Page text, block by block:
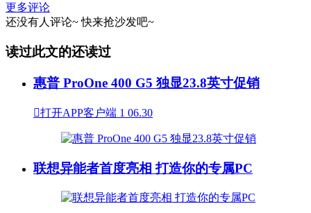
更多评论
还没有人评论~ 快来抢沙发吧~
读过此文的还读过
惠普 ProOne 400 G5 独显23.8英寸促销
打开APP客户端 1 06.30
联想异能者首度亮相 打造你的专属PC